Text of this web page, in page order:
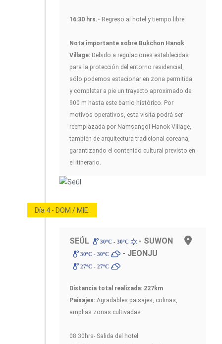
16:30 hrs.- Regreso al hotel y tiempo libre.
Nota importante sobre Bukchon Hanok
Village: Debido a regulaciones establecidas
para la protección del entorno residencial,
sólo podemos estacionar en zona permitida
y completar a pie un trayecto aproximado de
900 m hasta este barrio histórico. Por
motivos operativos, esta visita podrá ser
reemplazada por Namsangol Hanok Village,
también de arquitectura tradicional coreana,
garantizando el contenido cultural previsto en
el itinerario.
Día 4 - DOM / MIE.
SEÚL 30ºC - 30ºC - SUWON
30ºC - 30ºC - JEONJU
27ºC - 27ºC
Distancia total realizada: 227km
Paisajes: Agradables paisajes, colinas,
amplias zonas cultivadas
08.30hrs- Salida del hotel